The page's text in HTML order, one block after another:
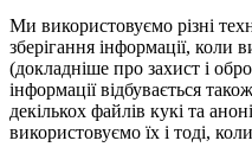
Ми використовуємо різні
зберігання інформації, коли
(докладніше про захист і
інформації відбувається
декількох файлів кукі та
використовуємо їх і тоді,